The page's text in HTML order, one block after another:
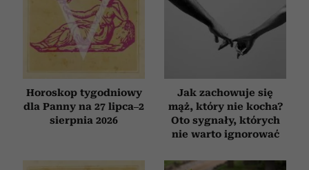
Horoskop tygodniowy
dla Panny na 27 lipca–2
sierpnia 2026
Jak zachowuje się
mąż, który nie kocha?
Oto sygnały, których
nie warto ignorować